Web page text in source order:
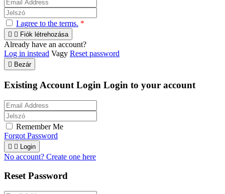
I agree to the terms. *
  Fiók létrehozása
Already have an account?
Log in instead Vagy Reset password
 Bezár
Existing Account Login Login to your account
Remember Me
Forgot Password
  Login
No account? Create one here
Reset Password